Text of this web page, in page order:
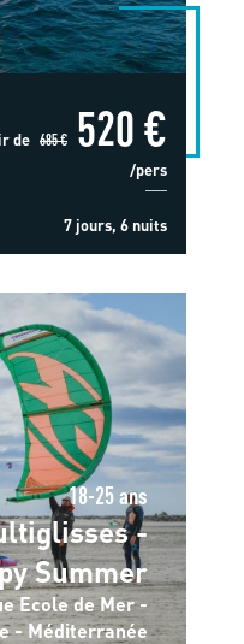
de 685 € 520 €
/pers
7 jours, 6 nuits
18-25 ans
-
Summer
Ecole de Mer -
- Méditerranée